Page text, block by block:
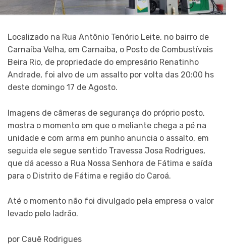
Localizado na Rua Antônio Tenório Leite, no bairro de
Carnaíba Velha, em Carnaiba, o Posto de Combustíveis
Beira Rio, de propriedade do empresário Renatinho
Andrade, foi alvo de um assalto por volta das 20:00 hs
deste domingo 17 de Agosto.
Imagens de câmeras de segurança do próprio posto,
mostra o momento em que o meliante chega a pé na
unidade e com arma em punho anuncia o assalto, em
seguida ele segue sentido Travessa Josa Rodrigues,
que dá acesso a Rua Nossa Senhora de Fátima e saída
para o Distrito de Fátima e região do Caroá.
Até o momento não foi divulgado pela empresa o valor
levado pelo ladrão.
por Cauê Rodrigues